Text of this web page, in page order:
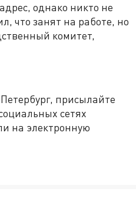
однако никто не
что занят на работе, но
комитет,
присылайте
сетях
на электронную